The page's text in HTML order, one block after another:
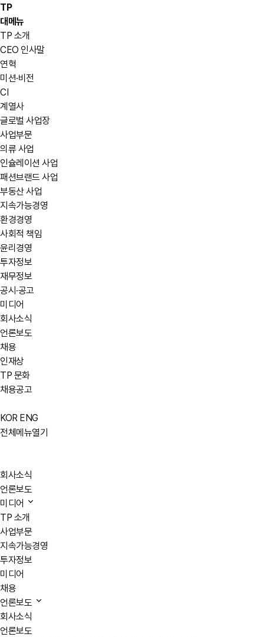
TP
대메뉴
TP 소개
CEO 인사말
연혁
미션·비전
CI
계열사
글로벌 사업장
사업부문
의류 사업
인슐레이션 사업
패션브랜드 사업
부동산 사업
지속가능경영
환경경영
사회적 책임
윤리경영
투자정보
재무정보
공시·공고
미디어
회사소식
언론보도
채용
인재상
TP 문화
채용공고
KOR ENG
전체메뉴열기
회사소식
언론보도
미디어
TP 소개
사업부문
지속가능경영
투자정보
미디어
채용
언론보도
회사소식
언론보도